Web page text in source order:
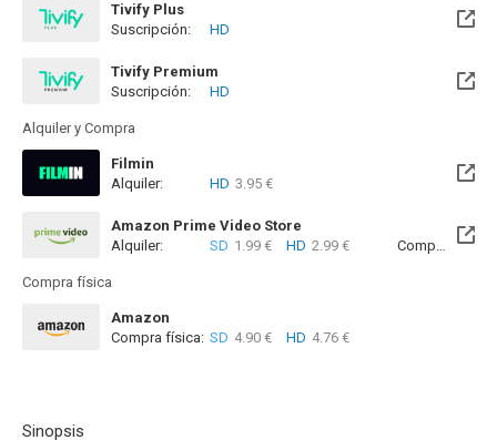
Tivify Plus
Disponible hasta el Mié, 09 May 2029 (Quedan 2 años)
Suscripción: HD
Tivify Premium
Disponible hasta el Mié, 09 May 2029 (Quedan 2 años)
Suscripción: HD
Alquiler y Compra
Filmin
Disponible hasta el Jue, 31 Dic 2026 (Quedan 4 meses)
Alquiler: HD 3.95 €
Amazon Prime Video Store
Alquiler:
SD 1.99 € HD 2.99 € Compra: SD
Compra física
Amazon
Compra física: SD 4.90 € HD 4.76 €
Sinopsis